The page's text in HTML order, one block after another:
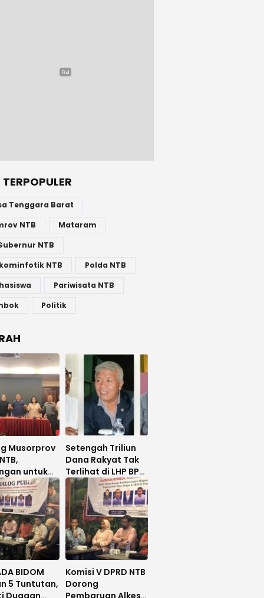
Tenggara Barat
NTB
Mataram
NTB
NTB
Polda NTB
Pariwisata NTB
Politik
Musorprov
untuk
Setengah Triliun
Dana Rakyat Tak
Terlihat di LHP BPK,
Legislator PDIP
DPRD NTB Tuntut
Audit Investigatif
BIDOM
5 Tuntutan,
Dugaan
Komisi V DPRD NTB
Dorong
Pembaruan Alkes